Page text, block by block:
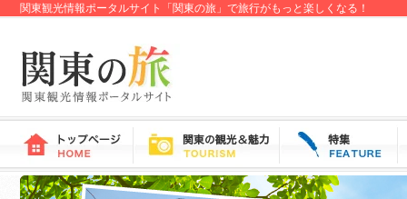
関東観光情報ポータルサイト「関東の旅」で旅行がもっと楽しくなる！